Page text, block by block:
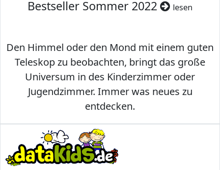
Bestseller Sommer 2022
lesen
Den Himmel oder den Mond mit einem guten
Teleskop zu beobachten, bringt das große
Universum in des Kinderzimmer oder
Jugendzimmer. Immer was neues zu
entdecken.